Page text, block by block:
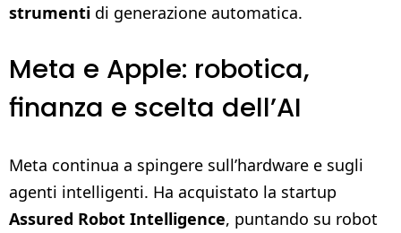
strumenti di generazione automatica.
Meta e Apple: robotica,
finanza e scelta dell’AI
Meta continua a spingere sull’hardware e sugli
agenti intelligenti. Ha acquistato la startup
Assured Robot Intelligence, puntando su robot